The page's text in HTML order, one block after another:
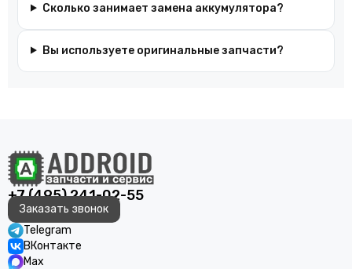
Сколько занимает замена аккумулятора?
Вы используете оригинальные запчасти?
+7 (495) 241-02-55
Заказать звонок
Telegram
ВКонтакте
Max